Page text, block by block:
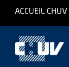
ACCUEIL CHUV